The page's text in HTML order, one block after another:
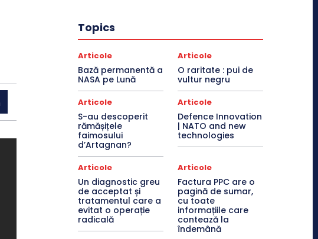
Topics
Articole
Bază permanentă a
NASA pe Lună
Articole
O raritate : pui de
vultur negru
Articole
S-au descoperit
rămășițele
faimosului
d’Artagnan?
Articole
Defence Innovation
| NATO and new
technologies
Articole
Un diagnostic greu
de acceptat și
tratamentul care a
evitat o operație
radicală
Articole
Factura PPC are o
pagină de sumar,
cu toate
informațiile care
contează la
îndemână